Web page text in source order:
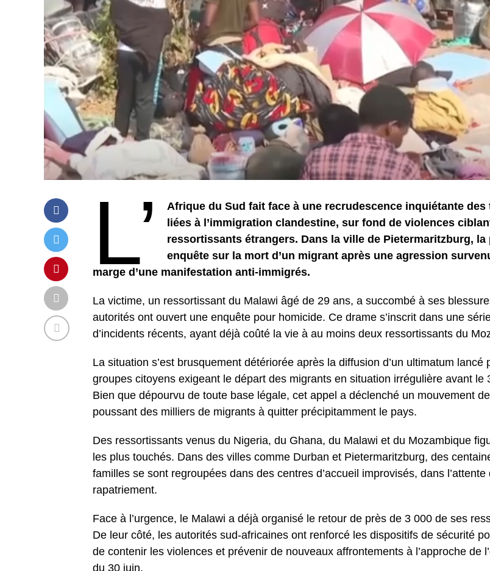
L’
Afrique du Sud fait face à une recrudescence inquiétante des
liées à l’immigration clandestine, sur fond de violences
ressortissants étrangers. Dans la ville de Pietermaritzburg, la
enquête sur la mort d’un migrant après une agression
marge d’une manifestation anti-immigrés.
La victime, un ressortissant du Malawi âgé de 29 ans, a succombé à ses
autorités ont ouvert une enquête pour homicide. Ce drame s’inscrit dans une
d’incidents récents, ayant déjà coûté la vie à au moins deux ressortissants du
La situation s’est brusquement détériorée après la diffusion d’un ultimatum lancé
groupes citoyens exigeant le départ des migrants en situation irrégulière avant le
Bien que dépourvu de toute base légale, cet appel a déclenché un mouvement
poussant des milliers de migrants à quitter précipitamment le pays.
Des ressortissants venus du Nigeria, du Ghana, du Malawi et du Mozambique
les plus touchés. Dans des villes comme Durban et Pietermaritzburg, des
familles se sont regroupées dans des centres d’accueil improvisés, dans l’attente
rapatriement.
Face à l’urgence, le Malawi a déjà organisé le retour de près de 3 000 de ses
De leur côté, les autorités sud-africaines ont renforcé les dispositifs de sécurité
de contenir les violences et prévenir de nouveaux affrontements à l’approche de
du 30 juin.